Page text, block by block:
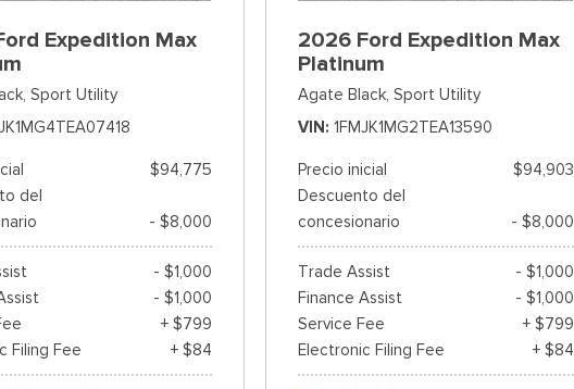
Expedition Max
Sport Utility
$94,775
del
- $8,000
- $1,000
- $1,000
+ $799
Filing Fee
+ $84
2026 Ford Expedition Max
Platinum
Agate Black, Sport Utility
VIN
1FMJK1MG2TEA13590
Precio inicial
$94,903
Descuento del
concesionario
- $8,000
Trade Assist
- $1,000
Finance Assist
- $1,000
Service Fee
+ $799
Electronic Filing Fee
+ $84